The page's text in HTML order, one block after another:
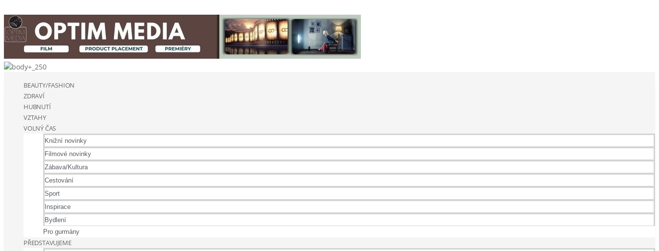
BEAUTY/FASHION
ZDRAVÍ
HUBNUTÍ
VZTAHY
VOLNÝ ČAS
Knižní novinky
Filmové novinky
Zábava/Kultura
Cestování
Sport
Inspirace
Bydlení
Pro gurmány
PŘEDSTAVUJEME